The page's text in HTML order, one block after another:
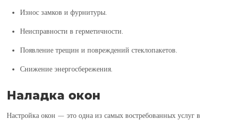
Износ замков и фурнитуры.
Неисправности в герметичности.
Появление трещин и повреждений стеклопакетов.
Снижение энергосбережения.
Наладка окон
Настройка окон — это одна из самых востребованных услуг в